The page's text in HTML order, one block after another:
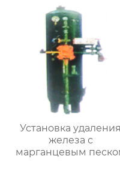
Установка удаления
железа с
марганцевым